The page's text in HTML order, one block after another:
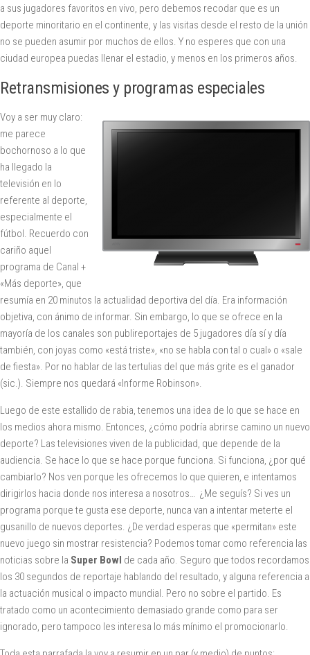
a sus jugadores favoritos en vivo, pero debemos recodar que es un
deporte minoritario en el continente, y las visitas desde el resto de la unión
no se pueden asumir por muchos de ellos. Y no esperes que con una
ciudad europea puedas llenar el estadio, y menos en los primeros años.
Retransmisiones y programas especiales
Voy a ser muy claro:
me parece
bochornoso a lo que
ha llegado la
televisión en lo
referente al deporte,
especialmente el
fútbol. Recuerdo con
cariño aquel
programa de Canal +
«Más deporte», que
resumía en 20 minutos la actualidad deportiva del día. Era información
objetiva, con ánimo de informar. Sin embargo, lo que se ofrece en la
mayoría de los canales son publireportajes de 5 jugadores día sí y día
también, con joyas como «está triste», «no se habla con tal o cual» o «sale
de fiesta». Por no hablar de las tertulias del que más grite es el ganador
(sic.). Siempre nos quedará «Informe Robinson».
Luego de este estallido de rabia, tenemos una idea de lo que se hace en
los medios ahora mismo. Entonces, ¿cómo podría abrirse camino un nuevo
deporte? Las televisiones viven de la publicidad, que depende de la
audiencia. Se hace lo que se hace porque funciona. Si funciona, ¿por qué
cambiarlo? Nos ven porque les ofrecemos lo que quieren, e intentamos
dirigirlos hacia donde nos interesa a nosotros… ¿Me seguís? Si ves un
programa porque te gusta ese deporte, nunca van a intentar meterte el
gusanillo de nuevos deportes. ¿De verdad esperas que «permitan» este
nuevo juego sin mostrar resistencia? Podemos tomar como referencia las
noticias sobre la Super Bowl de cada año. Seguro que todos recordamos
los 30 segundos de reportaje hablando del resultado, y alguna referencia a
la actuación musical o impacto mundial. Pero no sobre el partido. Es
tratado como un acontecimiento demasiado grande como para ser
ignorado, pero tampoco les interesa lo más mínimo el promocionarlo.